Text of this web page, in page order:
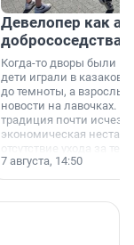
Девелопер как
добрососедства
Когда-то дворы были
дети играли в казаков-
до темноты, а
новости на лавочках. В
традиция почти
экономическая
отсутствие ухода за
сделали своё дело.
7 августа, 14:50